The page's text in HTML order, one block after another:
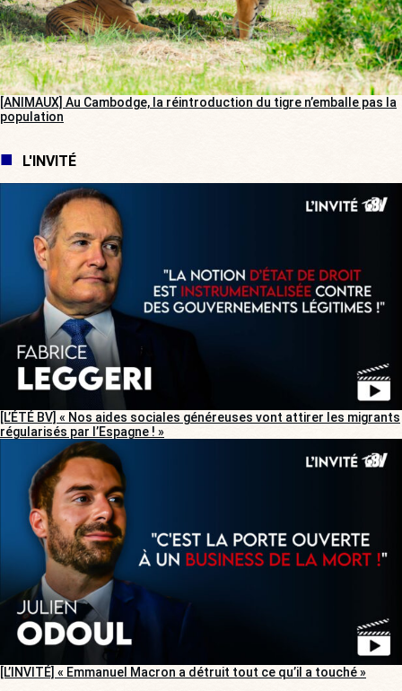
[ANIMAUX] Au Cambodge, la réintroduction du tigre n’emballe pas la
population
L'INVITÉ
[L’ÉTÉ BV] « Nos aides sociales généreuses vont attirer les migrants
régularisés par l’Espagne ! »
[L’INVITÉ] « Emmanuel Macron a détruit tout ce qu’il a touché »